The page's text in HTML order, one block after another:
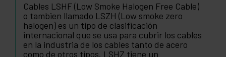
Cables LSHF (Low Smoke Halogen Free Cable)
o tambien llamado LSZH (Low smoke zero
halogen) es un tipo de clasificación
internacional que se usa para cubrir los cables
en la industria de los cables tanto de acero
como de otros tipos. LSHZ tiene un